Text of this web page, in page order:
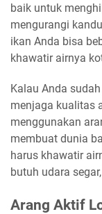
baik untuk
mengurangi
ikan Anda bisa
khawatir airnya
Kalau Anda
menjaga kualitas
menggunakan
membuat dunia
harus khawatir
butuh udara
Arang Aktif